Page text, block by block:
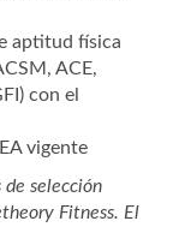
aptitud física
ACE,
con el
vigente
de selección
Fitness. El